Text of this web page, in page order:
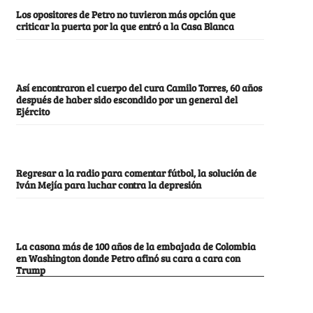
Los opositores de Petro no tuvieron más opción que
criticar la puerta por la que entró a la Casa Blanca
Así encontraron el cuerpo del cura Camilo Torres, 60 años
después de haber sido escondido por un general del
Ejército
Regresar a la radio para comentar fútbol, la solución de
Iván Mejía para luchar contra la depresión
La casona más de 100 años de la embajada de Colombia
en Washington donde Petro afinó su cara a cara con
Trump